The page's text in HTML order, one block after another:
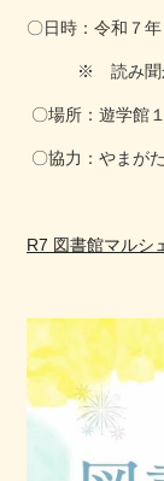
〇日時：令和７
※ 読み聞かせ
〇場所：遊学館
〇協力：やまが
R7 図書館マルシ